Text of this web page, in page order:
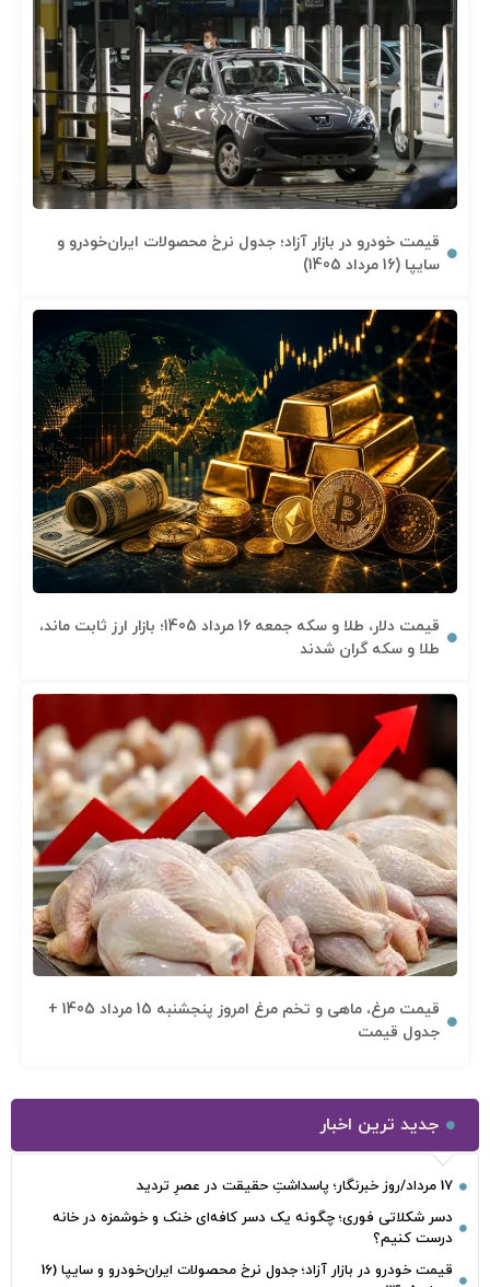
قیمت خودرو در بازار آزاد؛ جدول نرخ محصولات ایران‌خودرو و
سایپا (16 مرداد 1405)
قیمت دلار، طلا و سکه جمعه 16 مرداد 1405؛ بازار ارز ثابت ماند،
طلا و سکه گران شدند
قیمت مرغ، ماهی و تخم مرغ امروز پنجشنبه 15 مرداد 1405 +
جدول قیمت
جدید ترین اخبار
17 مرداد/روز خبرنگار؛ پاسداشتِ حقیقت در عصرِ تردید
دسر شکلاتی فوری؛ چگونه یک دسر کافه‌ای خنک و خوشمزه در خانه
درست کنیم؟
قیمت خودرو در بازار آزاد؛ جدول نرخ محصولات ایران‌خودرو و سایپا (16